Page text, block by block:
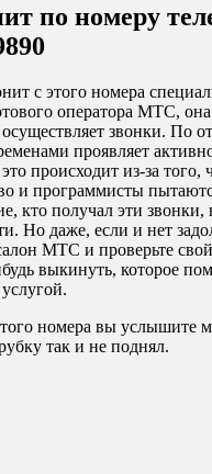
по номеру
с этого номера
оператора МТС,
звонки. По
проявляет
происходит из-за того,
и программисты
кто получал эти звонки,
Но даже, если и нет
МТС и проверьте свой
выкинуть, которое
номера вы услышите
так и не поднял.